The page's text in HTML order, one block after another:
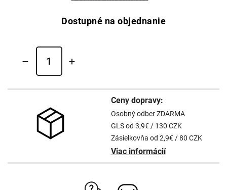
Dostupné na objednanie
Ceny dopravy:
Osobný odber ZDARMA
GLS od 3,9€ / 130 CZK
Zásielkovňa od 2,9€ / 80 CZK
Viac informácií